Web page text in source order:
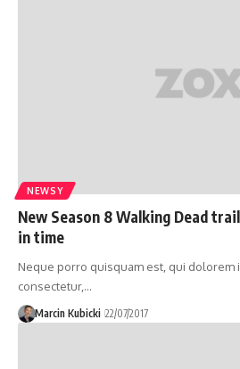
NEWSY
New Season 8 Walking Dead
in time
Neque porro quisquam est, qui dolorem
consectetur,…
Marcin Kubicki 22/07/2017